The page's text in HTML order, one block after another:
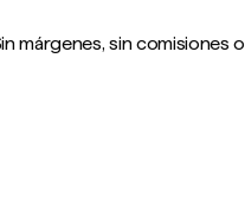
márgenes, sin comisiones